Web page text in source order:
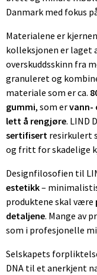
Danmark med fokus
Materialene er
kolleksjonen er laget
overskuddsskinn fra
granuleret og
materiale som er ca.
gummi, som ervann-
lett å rengjøre. LIND
sertifisert resirkulert
og fritt for skadelige
Designfilosofien til
estetikk–
produktene skal være
detaljene. Mange av
som i profesjonelle
Selskapets
DNA til et anerkjent